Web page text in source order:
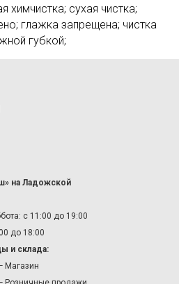
химчистка; сухая чистка;
глажка запрещена; чистка
губкой;
на Ладожской
с 11:00 до 19:00
до 18:00
и склада:
Магазин